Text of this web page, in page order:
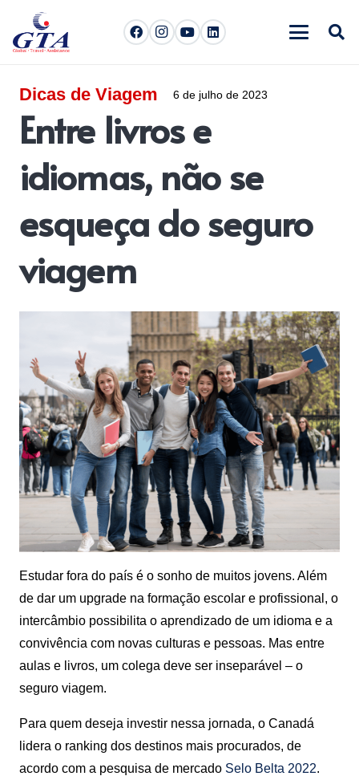
Dicas de Viagem 6 de julho de 2023
Entre livros e
idiomas, não se
esqueça do seguro
viagem
Estudar fora do país é o sonho de muitos jovens. Além
de dar um upgrade na formação escolar e profissional, o
intercâmbio possibilita o aprendizado de um idioma e a
convivência com novas culturas e pessoas. Mas entre
aulas e livros, um colega deve ser inseparável – o
seguro viagem.
Para quem deseja investir nessa jornada, o Canadá
lidera o ranking dos destinos mais procurados, de
acordo com a pesquisa de mercado Selo Belta 2022.